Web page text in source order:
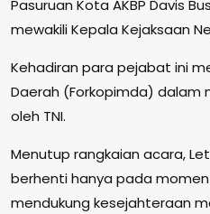
Pasuruan Kota AKBP Davis
mewakili Kepala Kejaksaan
Kehadiran para pejabat ini
Daerah (Forkopimda) dalam
oleh TNI.
Menutup rangkaian acara,
berhenti hanya pada
mendukung kesejahteraan